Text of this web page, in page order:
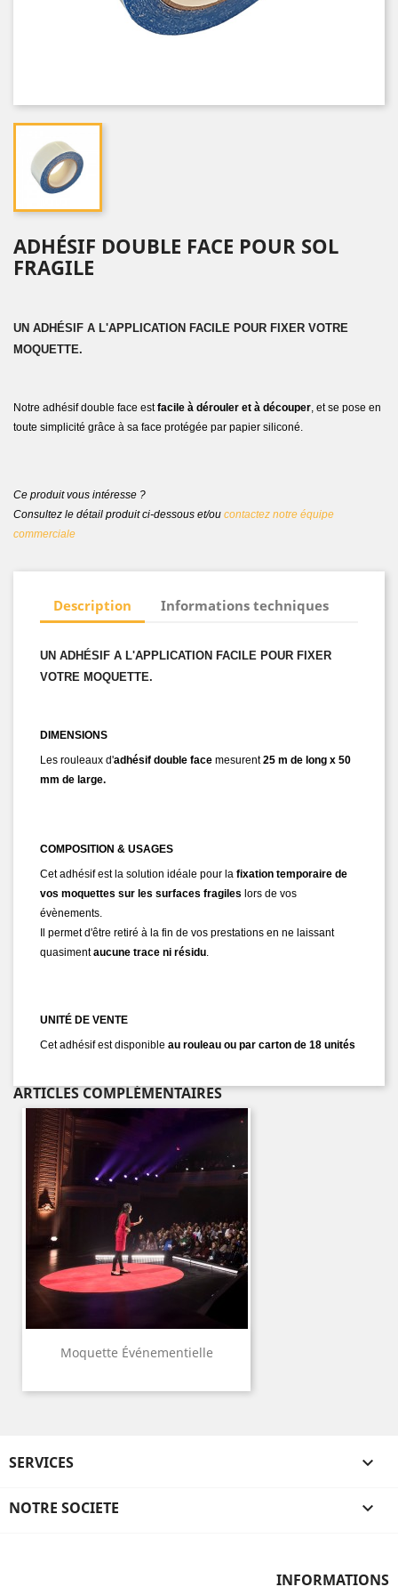
ADHÉSIF DOUBLE FACE POUR SOL
FRAGILE
UN ADHÉSIF A L'APPLICATION FACILE POUR FIXER VOTRE
MOQUETTE.
Notre adhésif double face estfacile à dérouler et à découper, et se pose en
toute simplicité grâce à sa face protégée par papier siliconé.
Ce produit vous intéresse ?
Consultez le détail produit ci-dessous et/ou contactez notre équipe
commerciale
Description Informations techniques
UN ADHÉSIF A L'APPLICATION FACILE POUR FIXER
VOTRE MOQUETTE.
DIMENSIONS
Les rouleaux d'adhésif double face mesurent25 m de long x 50
mm de large.
COMPOSITION & USAGES
Cet adhésif est la solution idéale pour la fixation temporaire de
vos moquettes sur les surfaces fragiles lors de vos
évènements.
Il permet d'être retiré à la fin de vos prestations en ne laissant
quasimentaucune trace ni résidu.
UNITÉ DE VENTE
Cet adhésif est disponible au rouleau ou par carton de 18 unités
ARTICLES COMPLÉMENTAIRES
Moquette Événementielle
SERVICES 
NOTRE SOCIETE 
INFORMATIONS